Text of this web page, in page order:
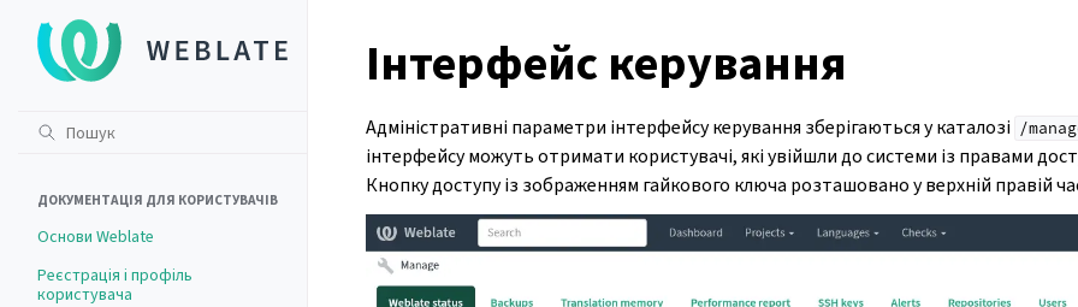
ДОКУМЕНТАЦІЯ ДЛЯ КОРИСТУВАЧІВ
Основи Weblate
Реєстрація і профіль
користувача
Інтерфейс керування
Адміністративні параметри інтерфейсу керування зберігаються у каталозі /
інтерфейсу можуть отримати користувачі, які увійшли до системи із правами
Кнопку доступу із зображенням гайкового ключа розташовано у верхній правій